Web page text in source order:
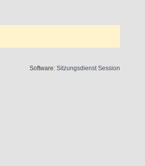
Software: SitzungsdienstSession